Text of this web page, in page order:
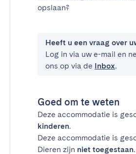
opslaan?
Heeft u een vraag over
Log in via uw e-mail en
ons op via de Inbox.
Goed om te weten
Deze accommodatie is
kinderen.
Deze accommodatie is
Dieren zijn niet toegestaan.